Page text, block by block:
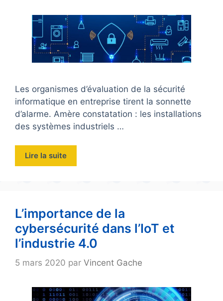
Les organismes d’évaluation de la sécurité
informatique en entreprise tirent la sonnette
d’alarme. Amère constatation : les installations
des systèmes industriels …
Lire la suite
L’importance de la
cybersécurité dans l’IoT et
l’industrie 4.0
5 mars 2020 par Vincent Gache